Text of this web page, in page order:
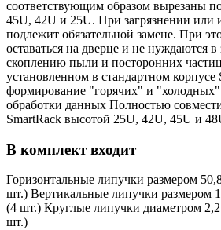
соответствующим образом вырезаны
45U, 42U и 25U. При загрязнении или
подлежит обязательной замене. При
оставаться на дверце и не нуждаются в
скоплению пыли и посторонних
установленном в стандартном корпусе
формирование "горячих" и "холодных"
обработки данных Полностью
SmartRack высотой 25U, 42U, 45U и
В комплект входит
Горизонтальные липучки размером
шт.) Вертикальные липучки размером
(4 шт.) Круглые липучки диаметром
шт.)